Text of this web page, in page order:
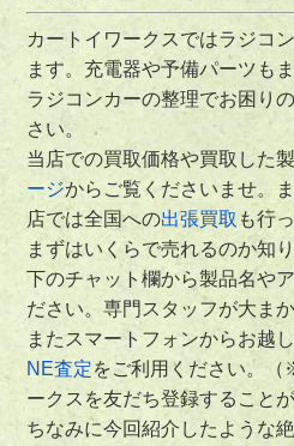
カートイワークスではラジコ
ます。充電器や予備パーツも
ラジコンカーの整理でお困り
さい。
当店での買取価格や買取した
ージからご覧くださいませ。
店では全国への出張買取 も行
まずはいくらで売れるのか知
下のチャット欄から製品名や
ださい。専門スタッフが大ま
またスマートフォンからお越
NE査定をご利用ください。
ークスを友だち登録すること
ちなみに今回紹介したような